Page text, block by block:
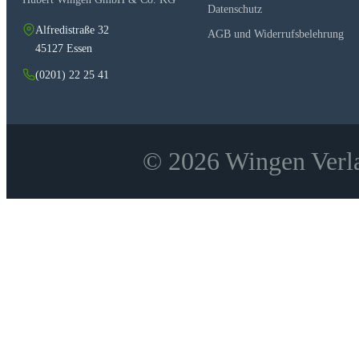
Alfredistraße 32
45127 Essen
(0201) 22 25 41
Datenschutz
AGB und Widerrufsbelehrung
© 2026 Wingen